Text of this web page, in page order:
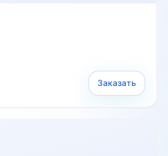
Заказать